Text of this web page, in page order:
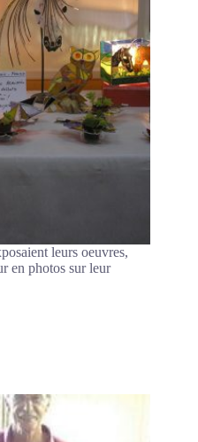
leurs oeuvres,
en photos sur leur